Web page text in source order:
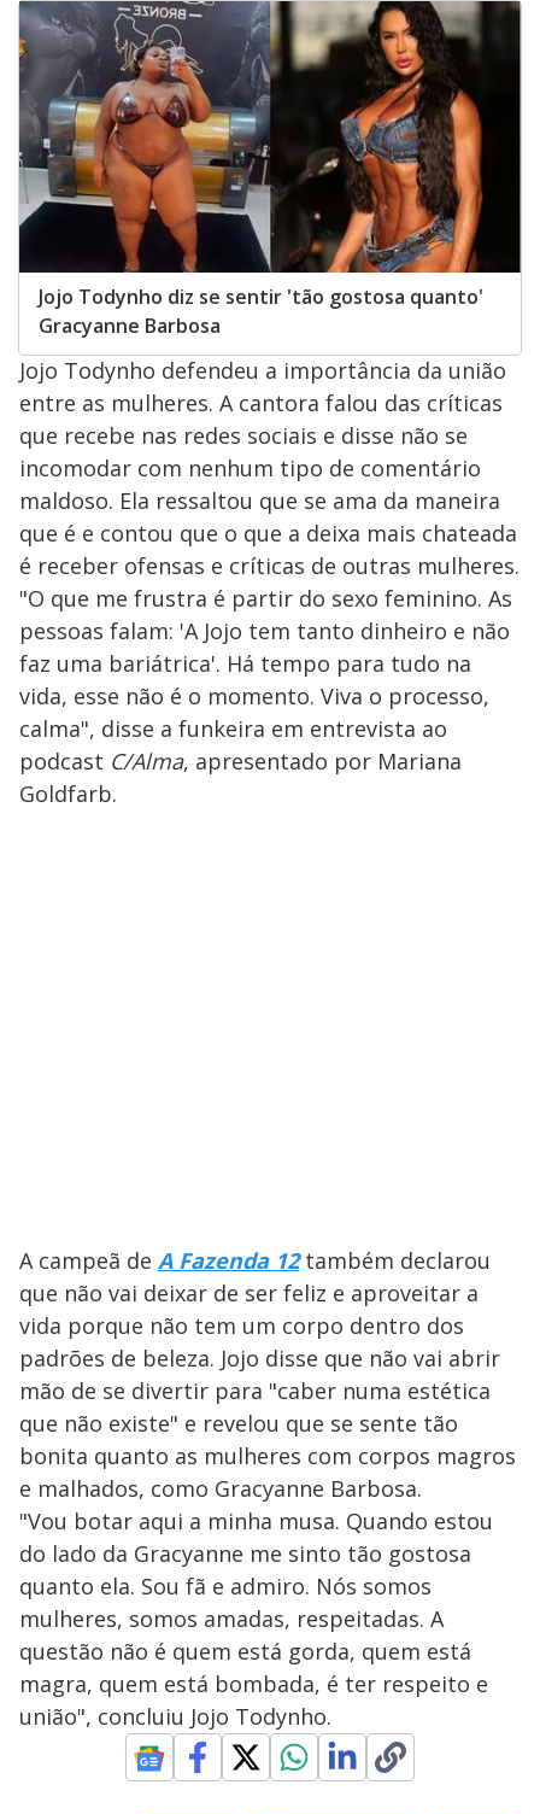
Opens in new window
Jojo Todynho diz se sentir 'tão gostosa quanto'
Gracyanne Barbosa
Jojo Todynho defendeu a importância da união
entre as mulheres. A cantora falou das críticas
que recebe nas redes sociais e disse não se
incomodar com nenhum tipo de comentário
maldoso. Ela ressaltou que se ama da maneira
que é e contou que o que a deixa mais chateada
é receber ofensas e críticas de outras mulheres.
"O que me frustra é partir do sexo feminino. As
pessoas falam: 'A Jojo tem tanto dinheiro e não
faz uma bariátrica'. Há tempo para tudo na
vida, esse não é o momento. Viva o processo,
calma", disse a funkeira em entrevista ao
podcast C/Alma, apresentado por Mariana
Goldfarb.
A campeã de A Fazenda 12também declarou
que não vai deixar de ser feliz e aproveitar a
vida porque não tem um corpo dentro dos
padrões de beleza. Jojo disse que não vai abrir
mão de se divertir para "caber numa estética
que não existe" e revelou que se sente tão
bonita quanto as mulheres com corpos magros
e malhados, como Gracyanne Barbosa.
"Vou botar aqui a minha musa. Quando estou
do lado da Gracyanne me sinto tão gostosa
quanto ela. Sou fã e admiro. Nós somos
mulheres, somos amadas, respeitadas. A
questão não é quem está gorda, quem está
magra, quem está bombada, é ter respeito e
união", concluiu Jojo Todynho.